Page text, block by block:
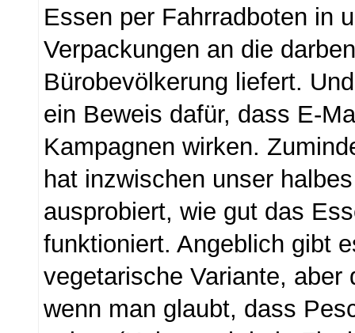
Essen per Fahrradboten in
Verpackungen an die
Bürobevölkerung liefert.
ein Beweis dafür, dass E-
Kampagnen wirken.
hat inzwischen unser
ausprobiert, wie gut das
funktioniert. Angeblich gibt
vegetarische Variante, aber
wenn man glaubt, dass